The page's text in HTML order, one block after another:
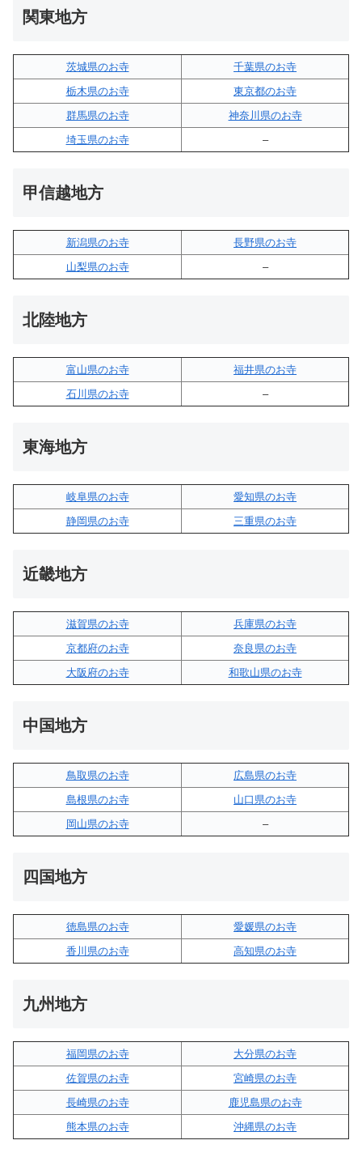
関東地方
茨城県のお寺
千葉県のお寺
栃木県のお寺
東京都のお寺
群馬県のお寺
神奈川県のお寺
埼玉県のお寺
–
甲信越地方
新潟県のお寺
長野県のお寺
山梨県のお寺
–
北陸地方
富山県のお寺
福井県のお寺
石川県のお寺
–
東海地方
岐阜県のお寺
愛知県のお寺
静岡県のお寺
三重県のお寺
近畿地方
滋賀県のお寺
兵庫県のお寺
京都府のお寺
奈良県のお寺
大阪府のお寺
和歌山県のお寺
中国地方
鳥取県のお寺
広島県のお寺
島根県のお寺
山口県のお寺
岡山県のお寺
–
四国地方
徳島県のお寺
愛媛県のお寺
香川県のお寺
高知県のお寺
九州地方
福岡県のお寺
大分県のお寺
佐賀県のお寺
宮崎県のお寺
長崎県のお寺
鹿児島県のお寺
熊本県のお寺
沖縄県のお寺